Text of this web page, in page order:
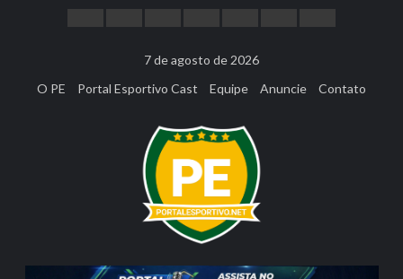
7 de agosto de 2026
O PE
Portal Esportivo Cast Equipe Anuncie Contato